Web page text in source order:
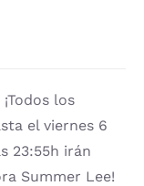
¡Todos los
el viernes 6
23:55h irán
Summer Lee!